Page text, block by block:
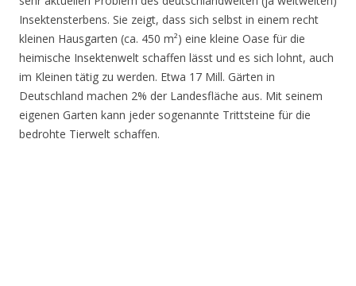
Insektensterbens. Sie zeigt, dass sich selbst in einem recht
kleinen Hausgarten (ca. 450 m²) eine kleine Oase für die
heimische Insektenwelt schaffen lässt und es sich lohnt, auch
im Kleinen tätig zu werden. Etwa 17 Mill. Gärten in
Deutschland machen 2% der Landesfläche aus. Mit seinem
eigenen Garten kann jeder sogenannte Trittsteine für die
bedrohte Tierwelt schaffen.